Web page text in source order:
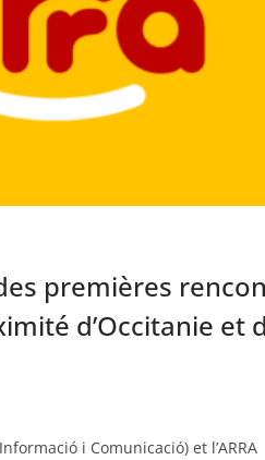
premières
d’Occitanie et
i Comunicació) et l’ARRA